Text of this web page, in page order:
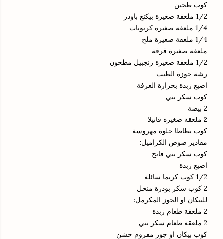
كوب طحين
1/2 ملعقة صغيرة بيكنغ باودر
1/4 ملعقة صغيرة كربونات
1/4 ملعقة صغيرة ملح
ملعقة صغيرة قرفة
1/2 ملعقة صغيرة زنجبيل مطحون
رشة جوزة الطيب
اصبع زبدة بحرارة الغرفة
كوب سكر بني
2 بيضة
2 ملعقة صغيرة فانيلا
كوب بطاطا حلوة مهروسة
مقادير صوص الكراميل:
كوب سكر بني فاتح
اصبع زبدة
1/2 كوب كريما سائلة
2 كوب سكر بودرة منخل
للبيكان او الجوز المكرمل:
2 ملعقة طعام زبدة
2 ملعقة طعام سكر بني
كوب بيكان او جوز مفروم خشن